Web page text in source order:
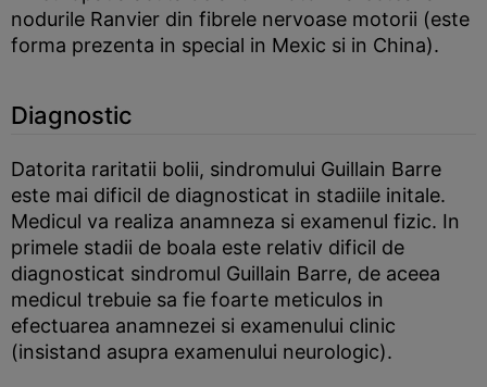
nodurile Ranvier din fibrele nervoase motorii (este
forma prezenta in special in Mexic si in China).
Diagnostic
Datorita raritatii bolii, sindromului Guillain Barre
este mai dificil de diagnosticat in stadiile initale.
Medicul va realiza anamneza si examenul fizic. In
primele stadii de boala este relativ dificil de
diagnosticat sindromul Guillain Barre, de aceea
medicul trebuie sa fie foarte meticulos in
efectuarea anamnezei si examenului clinic
(insistand asupra examenului neurologic).